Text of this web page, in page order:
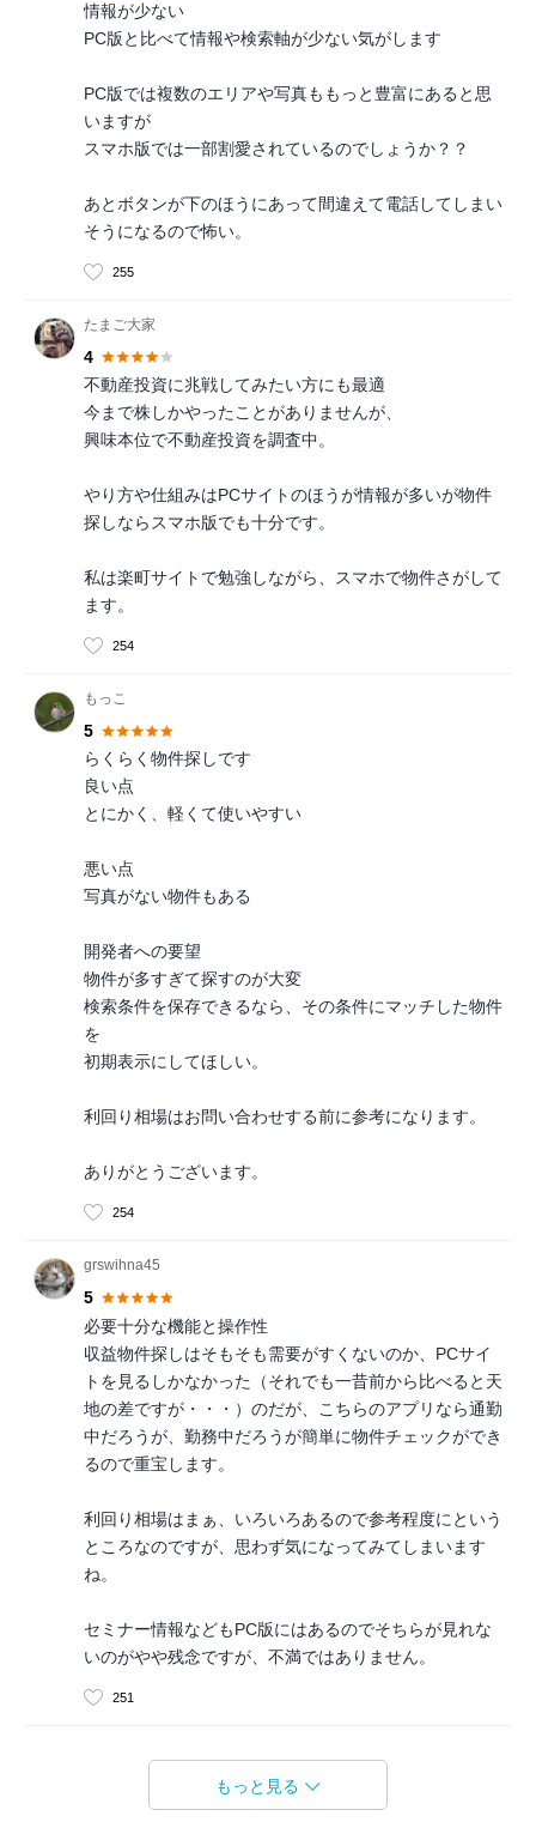
情報が少ない
PC版と比べて情報や検索軸が少ない気がします
PC版では複数のエリアや写真ももっと豊富にあると思
いますが
スマホ版では一部割愛されているのでしょうか？？
あとボタンが下のほうにあって間違えて電話してしまい
そうになるので怖い。
255
たまご大家
4
不動産投資に兆戦してみたい方にも最適
今まで株しかやったことがありませんが、
興味本位で不動産投資を調査中。
やり方や仕組みはPCサイトのほうが情報が多いが物件
探しならスマホ版でも十分です。
私は楽町サイトで勉強しながら、スマホで物件さがして
ます。
254
もっこ
5
らくらく物件探しです
良い点
とにかく、軽くて使いやすい
悪い点
写真がない物件もある
開発者への要望
物件が多すぎて探すのが大変
検索条件を保存できるなら、その条件にマッチした物件
を
初期表示にしてほしい。
利回り相場はお問い合わせする前に参考になります。
ありがとうございます。
254
grswihna45
5
必要十分な機能と操作性
収益物件探しはそもそも需要がすくないのか、PCサイ
トを見るしかなかった（それでも一昔前から比べると天
地の差ですが・・・）のだが、こちらのアプリなら通勤
中だろうが、勤務中だろうが簡単に物件チェックができ
るので重宝します。
利回り相場はまぁ、いろいろあるので参考程度にという
ところなのですが、思わず気になってみてしまいます
ね。
セミナー情報などもPC版にはあるのでそちらが見れな
いのがやや残念ですが、不満ではありません。
251
もっと見る